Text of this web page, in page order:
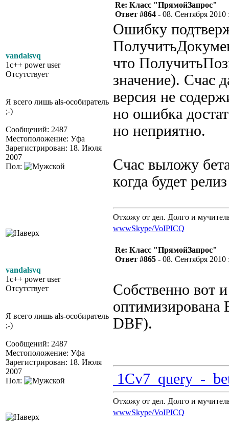
vandalsvq
1c++ power user
Отсутствует
Я всего лишь als-особиратель
;-)
Сообщений: 2487
Местоположение: Уфа
Зарегистрирован: 18. Июля
2007
Пол:
Re: Класс "ПрямойЗапрос"
Ответ #864 - 08. Сентября 2010
Ошибку
что
значение). Счас
версия не
но ошибка
но неприятно.
Счас выложу
когда будет
Отхожу от дел. Долго и
wwwSkype/VoIPICQ
vandalsvq
1c++ power user
Отсутствует
Я всего лишь als-особиратель
;-)
Сообщений: 2487
Местоположение: Уфа
Зарегистрирован: 18. Июля
2007
Пол:
Re: Класс "ПрямойЗапрос"
Ответ #865 - 08. Сентября 2010
Собственно вот
DBF).
1Cv7_query_-
Отхожу от дел. Долго и
wwwSkype/VoIPICQ